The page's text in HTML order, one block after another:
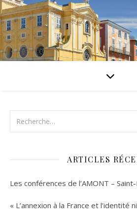
ARTICLES
Les conférences de l’AMONT –
« L’annexion à la France et l’identité